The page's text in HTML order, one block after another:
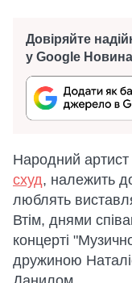
Довіряйте
у Google
Народний артист
схуд, належить
люблять
Втім, днями
концерті
дружиною